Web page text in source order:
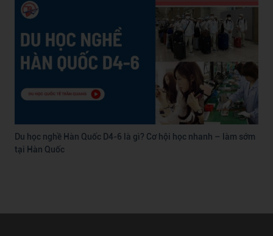
Du học nghề Hàn Quốc D4-6 là gì? Cơ hội học nhanh – làm sớm
tại Hàn Quốc